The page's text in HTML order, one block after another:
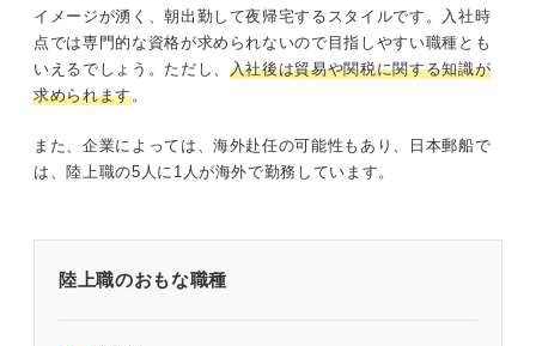
イメージが湧く、朝出勤して夜帰宅するスタイルです。入社時
点では専門的な資格が求められないので目指しやすい職種とも
いえるでしょう。ただし、 入社後は貿易や関税に関する知識が
求められます。
また、企業によっては、海外赴任の可能性もあり、日本郵船で
は、陸上職の5人に1人が海外で勤務しています。
陸上職のおもな職種